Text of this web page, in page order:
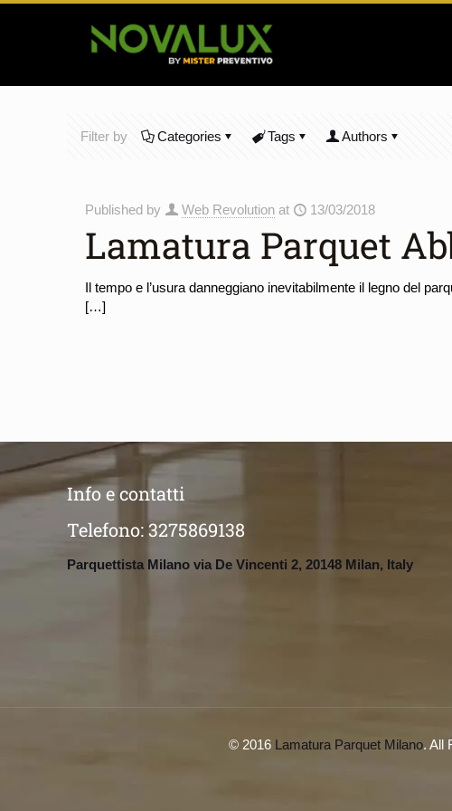
Filter by Categories Tags Authors
Published by Web Revolution at 13/03/2018
Lamatura Parquet
Il tempo e l’usura danneggiano inevitabilmente il legno del
[…]
Info e contatti
Telefono:3275869138
Parquettista Milano via De Vincenti 2, 20148 Milan, Italy
© 2016 Lamatura Parquet Milano. All